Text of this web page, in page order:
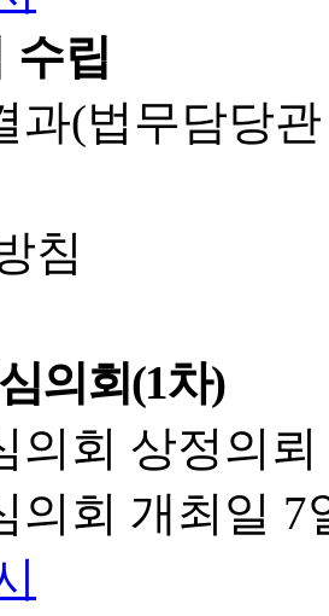
수립
과(법무담당
침
의회(1차)
의회 상정의
의회 개최일 7